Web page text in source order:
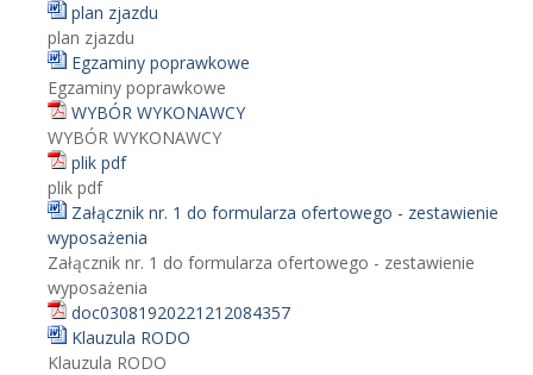
plan zjazdu
plan zjazdu
Egzaminy poprawkowe
Egzaminy poprawkowe
WYBÓR WYKONAWCY
WYBÓR WYKONAWCY
plik pdf
plik pdf
Załącznik nr. 1 do formularza ofertowego - zestawienie
wyposażenia
Załącznik nr. 1 do formularza ofertowego - zestawienie
wyposażenia
doc03081920221212084357
Klauzula RODO
Klauzula RODO